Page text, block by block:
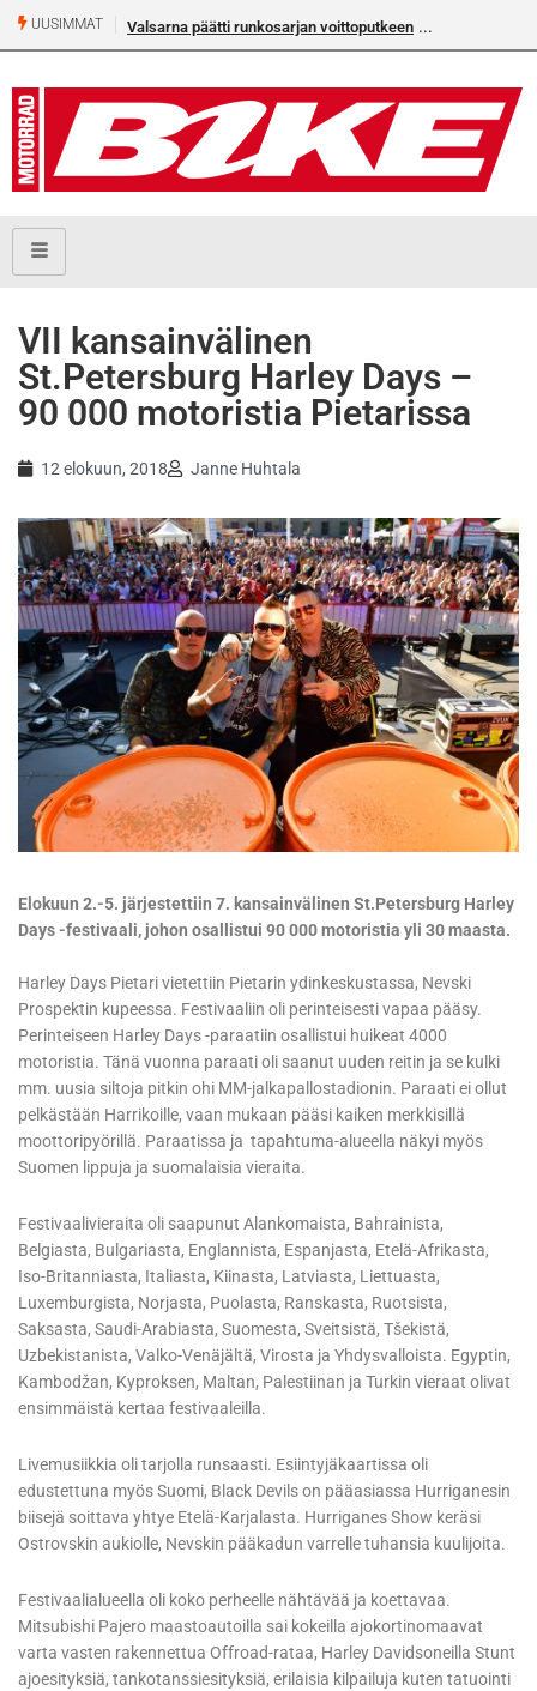
UUSIMMAT Valsarna päätti runkosarjan voittoputkeen
VII kansainvälinen
St.Petersburg Harley Days –
90 000 motoristia Pietarissa
12 elokuun, 2018 Janne Huhtala
Elokuun 2.-5. järjestettiin 7. kansainvälinen St.Petersburg Harley
Days -festivaali, johon osallistui 90 000 motoristia yli 30 maasta.
Harley Days Pietari vietettiin Pietarin ydinkeskustassa, Nevski
Prospektin kupeessa. Festivaaliin oli perinteisesti vapaa pääsy.
Perinteiseen Harley Days -paraatiin osallistui huikeat 4000
motoristia. Tänä vuonna paraati oli saanut uuden reitin ja se kulki
mm. uusia siltoja pitkin ohi MM-jalkapallostadionin. Paraati ei ollut
pelkästään Harrikoille, vaan mukaan pääsi kaiken merkkisillä
moottoripyörillä. Paraatissa ja tapahtuma-alueella näkyi myös
Suomen lippuja ja suomalaisia vieraita.
Festivaalivieraita oli saapunut Alankomaista, Bahrainista,
Belgiasta, Bulgariasta, Englannista, Espanjasta, Etelä-Afrikasta,
Iso-Britanniasta, Italiasta, Kiinasta, Latviasta, Liettuasta,
Luxemburgista, Norjasta, Puolasta, Ranskasta, Ruotsista,
Saksasta, Saudi-Arabiasta, Suomesta, Sveitsistä, Tšekistä,
Uzbekistanista, Valko-Venäjältä, Virosta ja Yhdysvalloista. Egyptin,
Kambodžan, Kyproksen, Maltan, Palestiinan ja Turkin vieraat olivat
ensimmäistä kertaa festivaaleilla.
Livemusiikkia oli tarjolla runsaasti. Esiintyjäkaartissa oli
edustettuna myös Suomi, Black Devils on pääasiassa Hurriganesin
biisejä soittava yhtye Etelä-Karjalasta. Hurriganes Show keräsi
Ostrovskin aukiolle, Nevskin pääkadun varrelle tuhansia kuulijoita.
Festivaalialueella oli koko perheelle nähtävää ja koettavaa.
Mitsubishi Pajero maastoautoilla sai kokeilla ajokortinomaavat
varta vasten rakennettua Offroad-rataa, Harley Davidsoneilla Stunt
ajoesityksiä, tankotanssiesityksiä, erilaisia kilpailuja kuten tatuointi